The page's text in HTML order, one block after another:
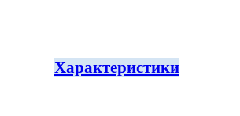
Характеристики